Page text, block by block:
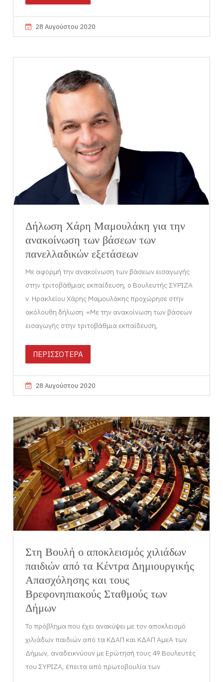
28 Αυγούστου 2020
Δήλωση Χάρη Μαμουλάκη για την
ανακοίνωση των βάσεων των
πανελλαδικών εξετάσεων
Με αφορμή την ανακοίνωση των βάσεων εισαγωγής
στην τριτοβάθμιας εκπαίδευση, ο Βουλευτής ΣΥΡΙΖΑ
ν. Ηρακλείου Χάρης Μαμουλάκης προχώρησε στην
ακόλουθη δήλωση: «Με την ανακοίνωση των βάσεων
εισαγωγής στην τριτοβάθμια εκπαίδευση,
ΠΕΡΙΣΣΟΤΕΡΑ
28 Αυγούστου 2020
Στη Βουλή ο αποκλεισμός χιλιάδων
παιδιών από τα Κέντρα Δημιουργικής
Απασχόλησης και τους
Βρεφονηπιακούς Σταθμούς των
Δήμων
Το πρόβλημα που έχει ανακύψει με τον αποκλεισμό
χιλιάδων παιδιών από τα ΚΔΑΠ και ΚΔΑΠ ΑμεΑ των
Δήμων, αναδεικνύουν με Ερώτησή τους 49 Βουλευτές
του ΣΥΡΙΖΑ, έπειτα από πρωτοβουλία των